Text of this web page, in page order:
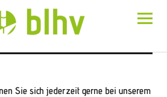
Sie sich jederzeit gerne bei unserem